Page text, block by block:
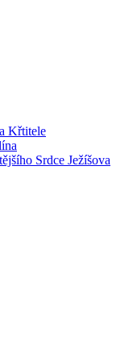
Křtitele
Srdce Ježíšova